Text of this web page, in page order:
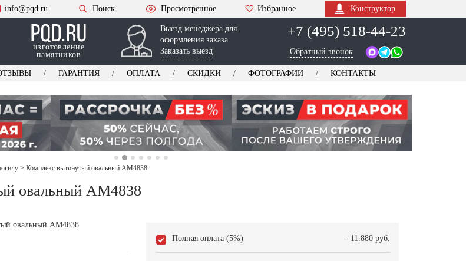
info@pqd.ru Поиск Просмотренное Избранное Конструктор
изготовление
памятников
Выезд менеджера для
оформления заказа
Заказать выезд
+7 (495) 518-44-23
Обратный звонок
ГАРАНТИЯ ОПЛАТА СКИДКИ ФОТОГРАФИИ КОНТАКТЫ
> Комплекс вытянутый овальный AM4838
овальный AM4838
Полная оплата (5%) - 11.880 руб.